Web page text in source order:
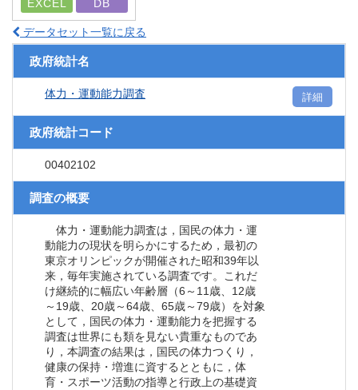
EXCEL DB
データセット一覧に戻る
政府統計名
体力・運動能力調査 詳細
政府統計コード
00402102
調査の概要
体力・運動能力調査は，国民の体力・運
動能力の現状を明らかにするため，最初の
東京オリンピックが開催された昭和39年以
来，毎年実施されている調査です。これだ
け継続的に幅広い年齢層（6～11歳、12歳
～19歳、20歳～64歳、65歳～79歳）を対象
として，国民の体力・運動能力を把握する
調査は世界にも類を見ない貴重なものであ
り，本調査の結果は，国民の体力つくり，
健康の保持・増進に資するとともに，体
育・スポーツ活動の指導と行政上の基礎資